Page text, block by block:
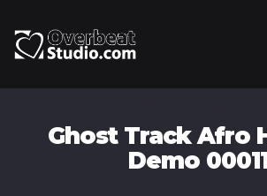
Ghost Track Afro
Demo